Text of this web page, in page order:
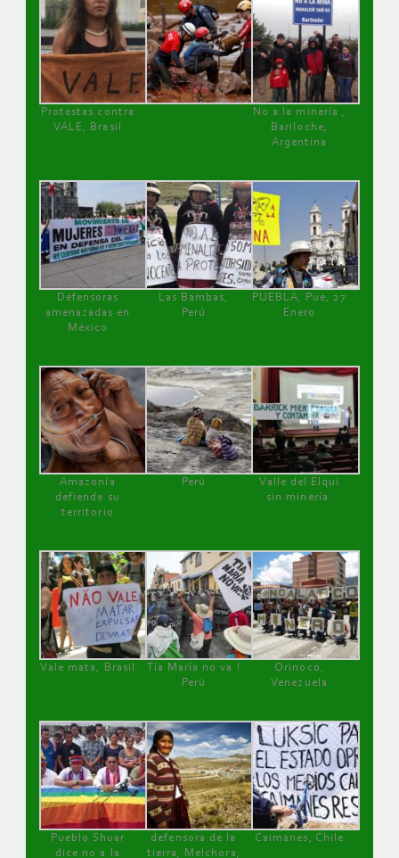
Protestas contra
VALE, Brasil
No a la minería ,
Bariloche,
Argentina
Defensoras
amenazadas en
México
Las Bambas,
Perú
PUEBLA, Pue, 27
Enero
Amazonía
defiende su
territorio
Perú
Valle del Elqui
sin minería.
Vale mata, Brasil
Tía María no va !
Perú
Orinoco,
Venezuela
Pueblo Shuar
dice no a la
defensora de la
tierra, Melchora,
Caimanes, Chile